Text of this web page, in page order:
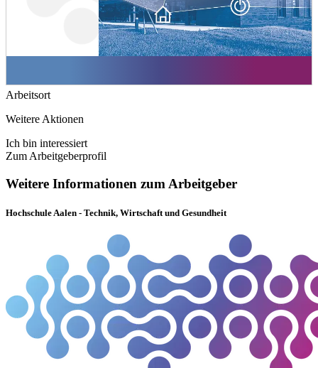
Arbeitsort
Weitere Aktionen
Ich bin interessiert
Zum Arbeitgeberprofil
Weitere Informationen zum Arbeitgeber
Hochschule Aalen - Technik, Wirtschaft und Gesundheit